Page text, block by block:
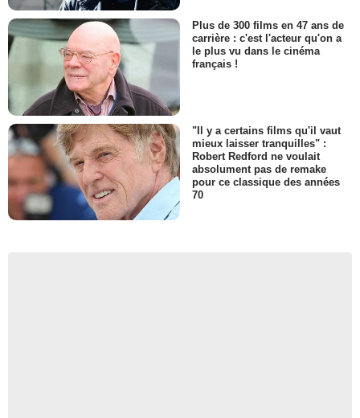
Plus de 300 films en 47 ans de
carrière : c'est l'acteur qu'on a
le plus vu dans le cinéma
français !
"Il y a certains films qu'il vaut
mieux laisser tranquilles" :
Robert Redford ne voulait
absolument pas de remake
pour ce classique des années
70